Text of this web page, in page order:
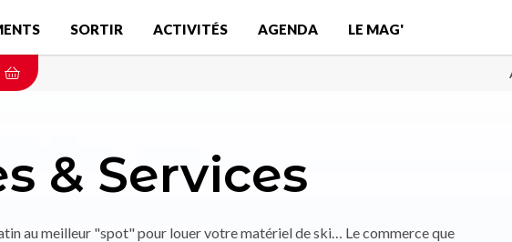
SORTIR ACTIVITÉS AGENDA LE MAG'
& Services
au meilleur "spot" pour louer votre matériel de ski… Le commerce que